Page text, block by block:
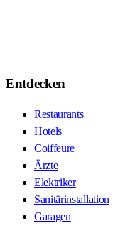
Entdecken
Restaurants
Hotels
Coiffeure
Ärzte
Elektriker
Sanitärinstallation
Garagen